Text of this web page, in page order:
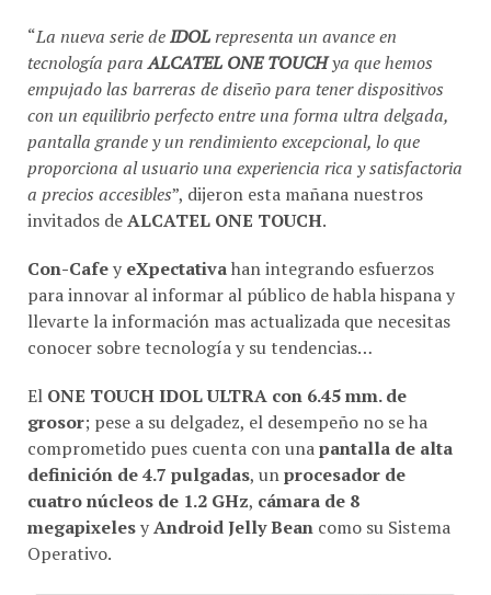
“La nueva serie deIDOL representa un avance en
tecnología para ALCATEL ONE TOUCHya que hemos
empujado las barreras de diseño para tener dispositivos
con un equilibrio perfecto entre una forma ultra delgada,
pantalla grande y un rendimiento excepcional, lo que
proporciona al usuario una experiencia rica y satisfactoria
a precios accesibles”, dijeron esta mañana nuestros
invitados de ALCATEL ONE TOUCH.
Con-Cafey eXpectativahan integrando esfuerzos
para innovar al informar al público de habla hispana y
llevarte la información mas actualizada que necesitas
conocer sobre tecnología y su tendencias…
El ONE TOUCH IDOL ULTRA con 6.45 mm. de
grosor; pese a su delgadez, el desempeño no se ha
comprometido pues cuenta con una pantalla de alta
definición de 4.7 pulgadas, un procesador de
cuatro núcleos de 1.2 GHz, cámara de 8
megapixelesy Android Jelly Bean como su Sistema
Operativo.